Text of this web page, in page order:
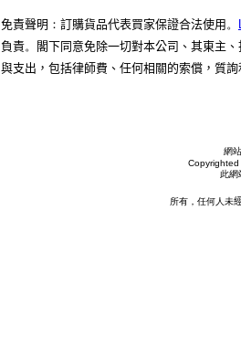
免責聲明 ： 訂購貨品代表買家保證合法使用 。
負責。
閣下同意免除一切對本公司、其東主
與支出，包括律師費、任何相關的索償，質詢
網
此網
所有，任何人未